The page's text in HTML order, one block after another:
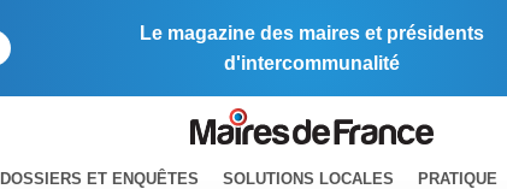
Le magazine des maires et présidents
d'intercommunalité
DOSSIERS ET ENQUÊTES SOLUTIONS LOCALES PRATIQUE